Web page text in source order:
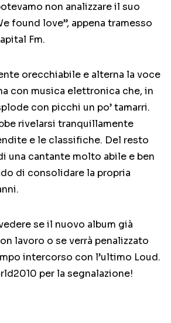
non analizzare il suo
found love”, appena tramesso
Fm.
orecchiabile e alterna la voce
con musica elettronica che, in
con picchi un po’ tamarri.
rivelarsi tranquillamente
e le classifiche. Del resto
una cantante molto abile e ben
di consolidare la propria
se il nuovo album già
lavoro o se verrà penalizzato
intercorso con l’ultimo Loud.
per la segnalazione!